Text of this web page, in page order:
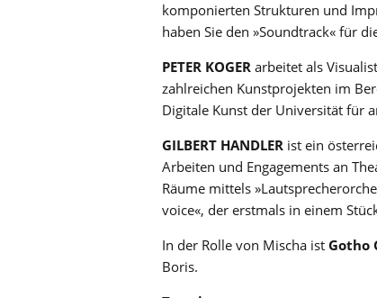
komponierten Strukturen und
haben Sie den »Soundtrack« für
PETER KOGER arbeitet als
zahlreichen Kunstprojekten im
Digitale Kunst der Universität für
GILBERT HANDLER ist ein
Arbeiten und Engagements an
Räume mittels
voice«, der erstmals in einem
In der Rolle von Mischa ist Gotho
Boris.